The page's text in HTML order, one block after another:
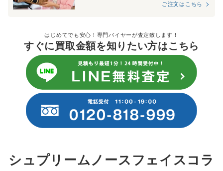
ご注文はこちら
はじめてでも安心！専門バイヤーが査定致します！
すぐに買取金額を知りたい方はこちら
シュプリームノースフェイスコラ